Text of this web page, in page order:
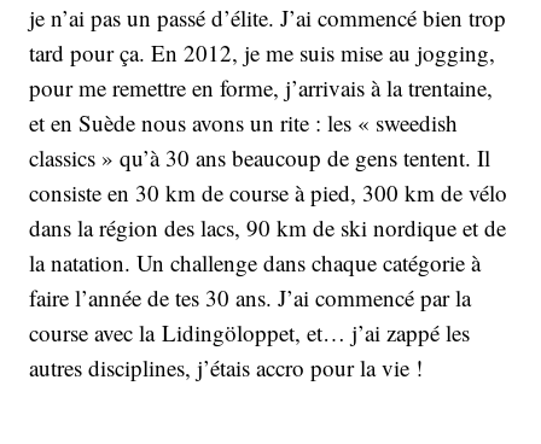
je n’ai pas un passé d’élite. J’ai commencé bien trop
tard pour ça. En 2012, je me suis mise au jogging,
pour me remettre en forme, j’arrivais à la trentaine,
et en Suède nous avons un rite : les « sweedish
classics » qu’à 30 ans beaucoup de gens tentent. Il
consiste en 30 km de course à pied, 300 km de vélo
dans la région des lacs, 90 km de ski nordique et de
la natation. Un challenge dans chaque catégorie à
faire l’année de tes 30 ans. J’ai commencé par la
course avec la Lidingöloppet, et… j’ai zappé les
autres disciplines, j’étais accro pour la vie !